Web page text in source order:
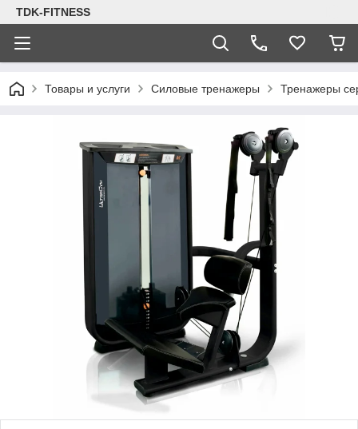
TDK-FITNESS
Товары и услуги Силовые тренажеры Тренажеры